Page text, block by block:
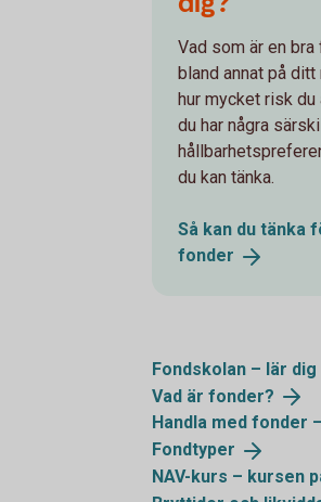
Vad som är en
bland annat på
hur mycket risk
du har några
du kan tänka.
Så kan du tänka
fonder
Fondskolan – lär dig
Vad är fonder?
Handla med fonder
Fondtyper
NAV-kurs – kursen